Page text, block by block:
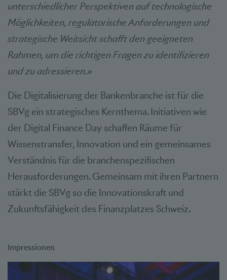
unterschiedlicher Perspektiven auf technologische
Möglichkeiten, regulatorische Anforderungen und
strategische Weitsicht schafft den geeigneten
Rahmen, um die richtigen Fragen zu identifizieren
und zu adressieren.»
Die Digitalisierung der Bankenbranche ist für die
SBVg ein strategisches Kernthema. Initiativen wie
der Digital Finance Day schaffen Räume für
Wissenstransfer, Innovation und ein gemeinsames
Verständnis für die branchenspezifischen
Herausforderungen. Gemeinsam mit ihren Partnern
stärkt die SBVg so die Innovationskraft und
Zukunftsfähigkeit des Finanzplatzes Schweiz.
Impressionen